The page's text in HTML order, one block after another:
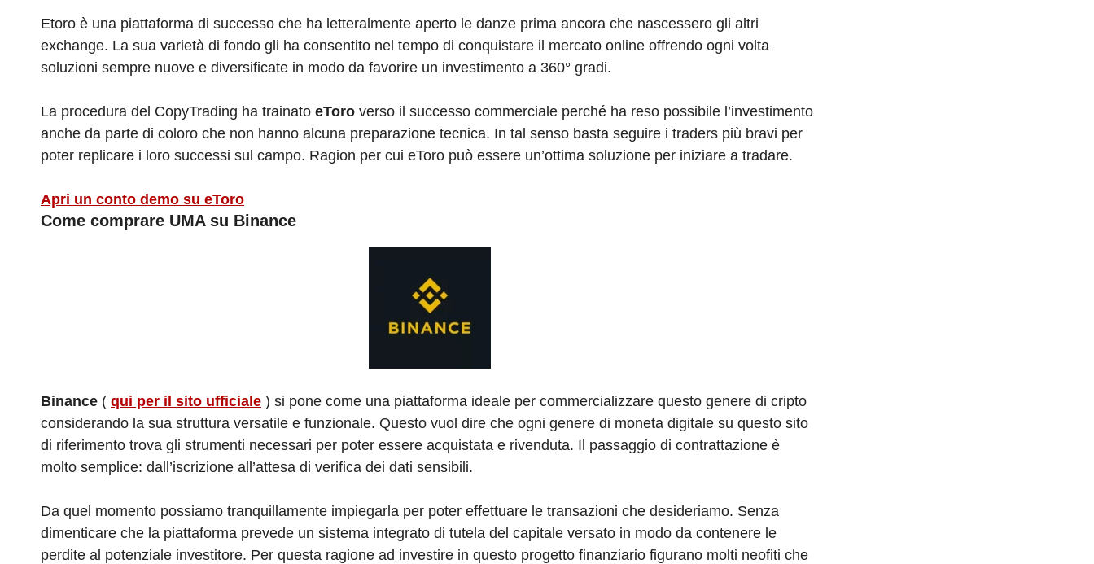
Etoro è una piattaforma di successo che ha letteralmente aperto le danze prima ancora che nascessero gli altri
exchange. La sua varietà di fondo gli ha consentito nel tempo di conquistare il mercato online offrendo ogni volta
soluzioni sempre nuove e diversificate in modo da favorire un investimento a 360° gradi.
La procedura del CopyTrading ha trainato eToro verso il successo commerciale perché ha reso possibile l’investimento
anche da parte di coloro che non hanno alcuna preparazione tecnica. In tal senso basta seguire i traders più bravi per
poter replicare i loro successi sul campo. Ragion per cui eToro può essere un’ottima soluzione per iniziare a tradare.
Apri un conto demo su eToro
Come comprare UMA su Binance
Binance ( qui per il sito ufficiale ) si pone come una piattaforma ideale per commercializzare questo genere di cripto
considerando la sua struttura versatile e funzionale. Questo vuol dire che ogni genere di moneta digitale su questo sito
di riferimento trova gli strumenti necessari per poter essere acquistata e rivenduta. Il passaggio di contrattazione è
molto semplice: dall’iscrizione all’attesa di verifica dei dati sensibili.
Da quel momento possiamo tranquillamente impiegarla per poter effettuare le transazioni che desideriamo. Senza
dimenticare che la piattaforma prevede un sistema integrato di tutela del capitale versato in modo da contenere le
perdite al potenziale investitore. Per questa ragione ad investire in questo progetto finanziario figurano molti neofiti che